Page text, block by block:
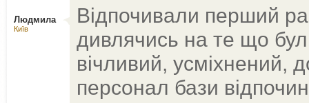
Людмила
Київ
Відпочивали перший
дивлячись на те що
вічливий, усміхнений,
персонал бази